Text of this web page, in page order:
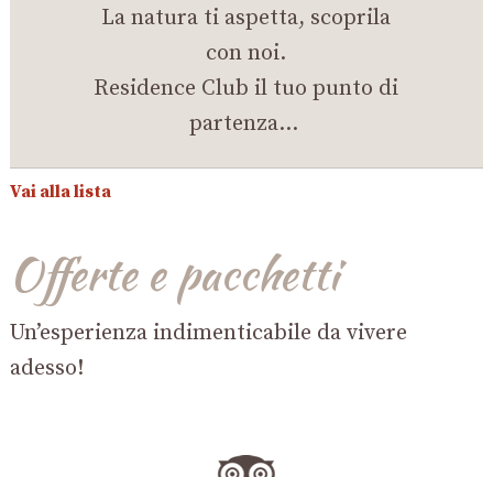
La natura ti aspetta, scoprila
con noi.
Residence Club il tuo punto di
partenza…
Vai alla lista
Offerte e pacchetti
Un’esperienza indimenticabile da vivere
adesso!